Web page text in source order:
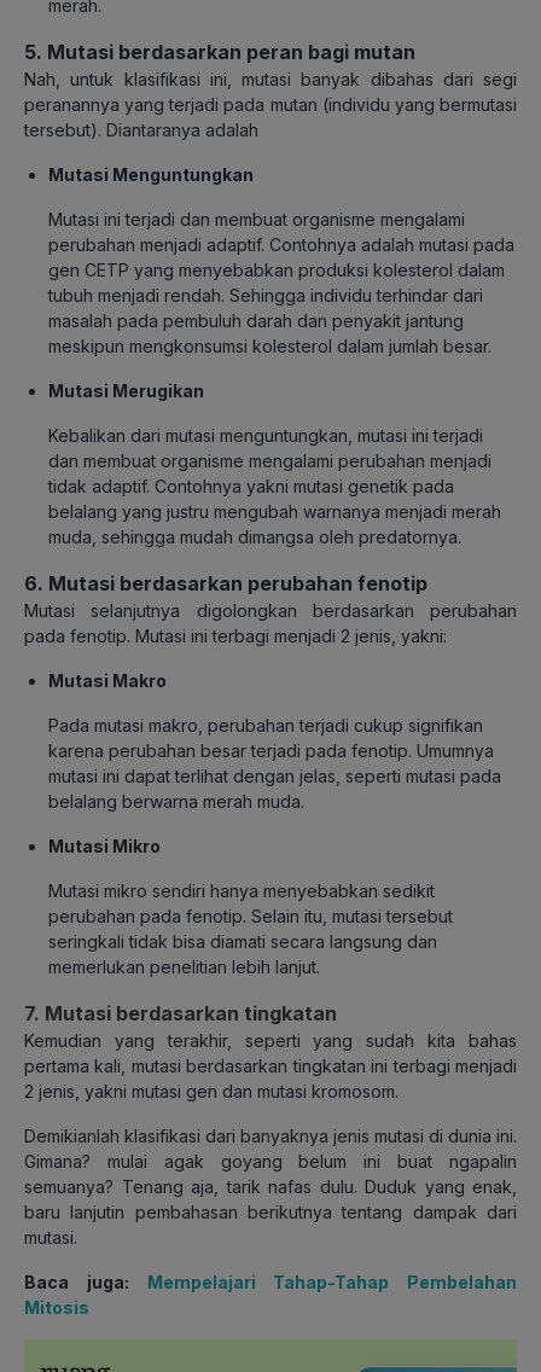
merah.
5. Mutasi berdasarkan peran bagi mutan
Nah, untuk klasifikasi ini, mutasi banyak dibahas dari segi
peranannya yang terjadi pada mutan (individu yang bermutasi
tersebut). Diantaranya adalah
Mutasi Menguntungkan
Mutasi ini terjadi dan membuat organisme mengalami
perubahan menjadi adaptif. Contohnya adalah mutasi pada
gen CETP yang menyebabkan produksi kolesterol dalam
tubuh menjadi rendah. Sehingga individu terhindar dari
masalah pada pembuluh darah dan penyakit jantung
meskipun mengkonsumsi kolesterol dalam jumlah besar.
Mutasi Merugikan
Kebalikan dari mutasi menguntungkan, mutasi ini terjadi
dan membuat organisme mengalami perubahan menjadi
tidak adaptif. Contohnya yakni mutasi genetik pada
belalang yang justru mengubah warnanya menjadi merah
muda, sehingga mudah dimangsa oleh predatornya.
6. Mutasi berdasarkan perubahan fenotip
Mutasi selanjutnya digolongkan berdasarkan perubahan
pada fenotip. Mutasi ini terbagi menjadi 2 jenis, yakni:
Mutasi Makro
Pada mutasi makro, perubahan terjadi cukup signifikan
karena perubahan besar terjadi pada fenotip. Umumnya
mutasi ini dapat terlihat dengan jelas, seperti mutasi pada
belalang berwarna merah muda.
Mutasi Mikro
Mutasi mikro sendiri hanya menyebabkan sedikit
perubahan pada fenotip. Selain itu, mutasi tersebut
seringkali tidak bisa diamati secara langsung dan
memerlukan penelitian lebih lanjut.
7. Mutasi berdasarkan tingkatan
Kemudian yang terakhir, seperti yang sudah kita bahas
pertama kali, mutasi berdasarkan tingkatan ini terbagi menjadi
2 jenis, yakni mutasi gen dan mutasi kromosom.
Demikianlah klasifikasi dari banyaknya jenis mutasi di dunia ini.
Gimana? mulai agak goyang belum ini buat ngapalin
semuanya? Tenang aja, tarik nafas dulu. Duduk yang enak,
baru lanjutin pembahasan berikutnya tentang dampak dari
mutasi.
Baca juga: Mempelajari Tahap-Tahap Pembelahan
Mitosis